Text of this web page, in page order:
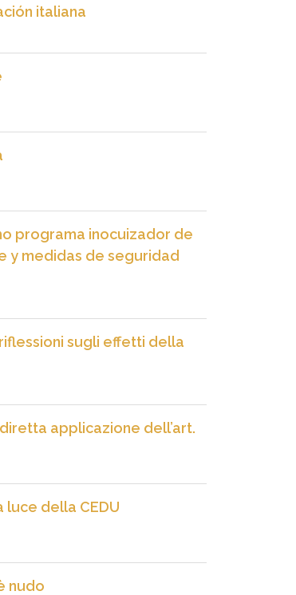
italiana
programa inocuizador de
y medidas de seguridad
sugli effetti della
applicazione dell’art.
della CEDU
nudo